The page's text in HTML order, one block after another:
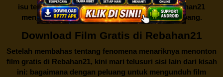
isu tentang menonton film secara gratis diRebahan21
menjadi perbincangan seru yang terus berkembang.
Download Film Gratis di Rebahan21
Setelah membahas tentang fenomena menariknya menonton
film gratis di Rebahan21, kini mari telusuri sisi lain dari kisah
ini: bagaimana dengan peluang untuk mengunduh film